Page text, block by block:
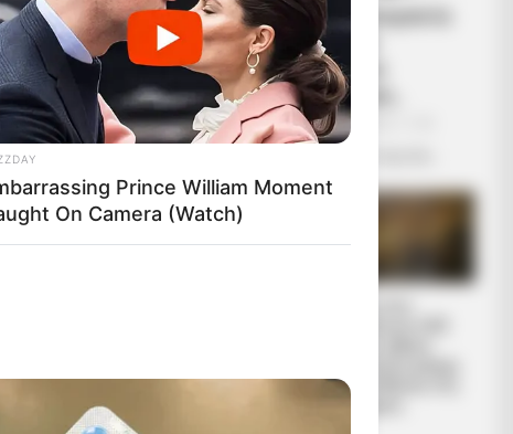
που
Ωστόσο,
34
διάχυτης
Ο πόλεμος στην Ουκρανία
περνάει στην πολύ
σημαντική αλλά και
επικίνδυνη δεύτερη...
Πέμπτη, 29 Σεπτεμβρίου 2022, 11:05
διολισθαίνει στη
φτώχεια...
Prince William Moment
On Camera (Watch)